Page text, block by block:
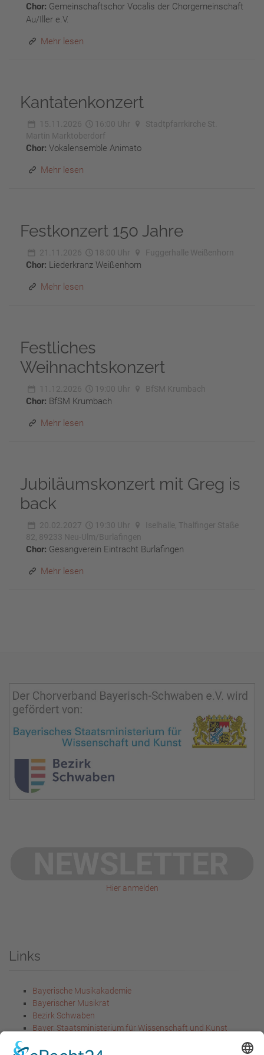
Chor: Gemeinschaftschor Vocalis der Chorgemeinschaft
Au/Iller e.V.
Mehr lesen
Kantatenkonzert
15.11.2026 16:00 Uhr
Stadtpfarrkirche St.
Martin Marktoberdorf
Chor: Vokalensemble Animato
Mehr lesen
Festkonzert 150 Jahre
21.11.2026 18:00 Uhr Fuggerhalle Weißenhorn
Chor: Liederkranz Weißenhorn
Mehr lesen
Festliches
Weihnachtskonzert
11.12.2026 19:00 Uhr BfSM Krumbach
Chor: BfSM Krumbach
Mehr lesen
Jubiläumskonzert mit Greg is
back
20.02.2027 19:30 Uhr
Iselhalle, Thalfinger Staße
82, 89233 Neu-Ulm/Burlafingen
Chor: Gesangverein Eintracht Burlafingen
Mehr lesen
Hier anmelden
Links
Bayerische Musikakademie
Bayerischer Musikrat
Bezirk Schwaben
Bayer. Staatsministerium für Wissenschaft und Kunst
Unterricht und Kultus